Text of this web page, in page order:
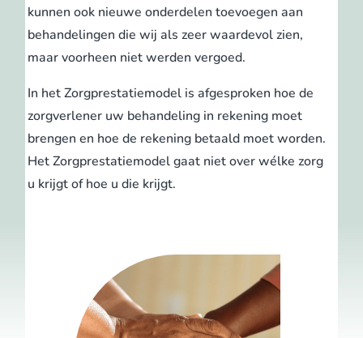
kunnen ook nieuwe onderdelen toevoegen aan
behandelingen die wij als zeer waardevol zien,
maar voorheen niet werden vergoed.
In het Zorgprestatiemodel is afgesproken hoe de
zorgverlener uw behandeling in rekening moet
brengen en hoe de rekening betaald moet worden.
Het Zorgprestatiemodel gaat niet over wélke zorg
u krijgt of hoe u die krijgt.